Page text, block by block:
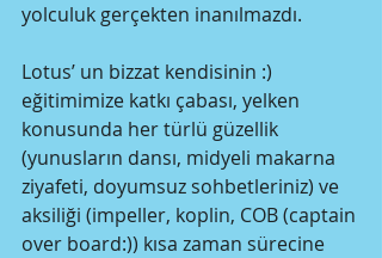
yolculuk gerçekten inanılmazdı.
Lotus’ un bizzat kendisinin :)
eğitimimize katkı çabası, yelken
konusunda her türlü güzellik
(yunusların dansı, midyeli makarna
ziyafeti, doyumsuz sohbetleriniz) ve
aksiliği (impeller, koplin, COB (captain
over board:)) kısa zaman sürecine